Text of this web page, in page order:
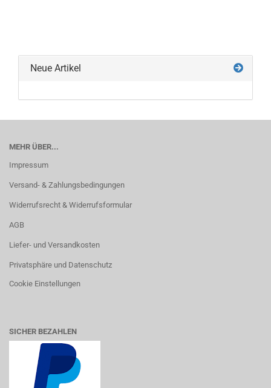
Neue Artikel
MEHR ÜBER...
Impressum
Versand- & Zahlungsbedingungen
Widerrufsrecht & Widerrufsformular
AGB
Liefer- und Versandkosten
Privatsphäre und Datenschutz
Cookie Einstellungen
SICHER BEZAHLEN